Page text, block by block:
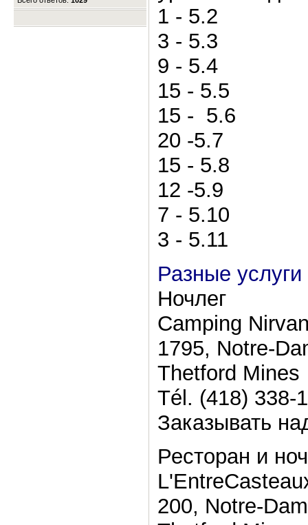
1 - 5.2
3 - 5.3
9 - 5.4
15 - 5.5
15 - 5.6
20 -5.7
15 - 5.8
12 -5.9
7 - 5.10
3 - 5.11
Разные
Ночлег
Camping
1795, Notre-
Thetford Mines
Tél. (418) 338-
Заказывать
Ресторан и
200, Notre-